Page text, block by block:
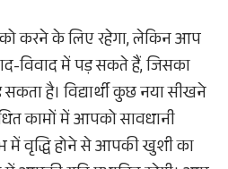
करने के लिए रहेगा, लेकिन आप
विवाद में पड़ सकते हैं, जिसका
है। विद्यार्थी कुछ नया सीखने
कामों में आपको सावधानी
में वृद्धि होने से आपकी खुशी का